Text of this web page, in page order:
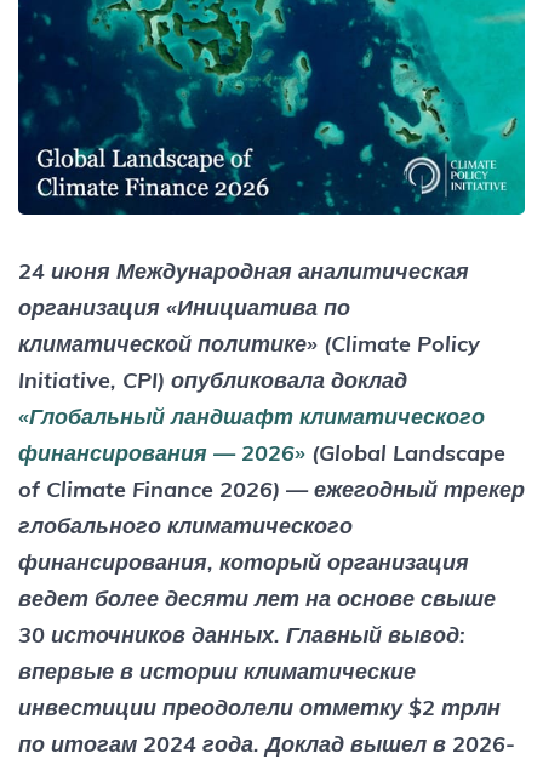
24 июня Международная аналитическая
организация «Инициатива по
климатической политике» (Climate Policy
Initiative, CPI) опубликовала доклад
«Глобальный ландшафт климатического
финансирования — 2026» (Global Landscape
of Climate Finance 2026) — ежегодный трекер
глобального климатического
финансирования, который организация
ведет более десяти лет на основе свыше
30 источников данных. Главный вывод:
впервые в истории климатические
инвестиции преодолели отметку $2 трлн
по итогам 2024 года. Доклад вышел в 2026-